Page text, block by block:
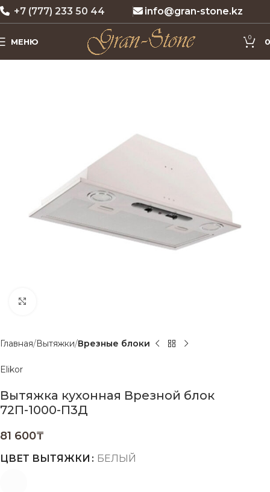
+7 (777) 233 50 44 info@gran-stone.kz
МЕНЮ 0 0
Главная Вытяжки Врезные блоки
Elikor
Вытяжка кухонная Врезной блок
72П-1000-П3Д
81 600₸
ЦВЕТ ВЫТЯЖКИ БЕЛЫЙ